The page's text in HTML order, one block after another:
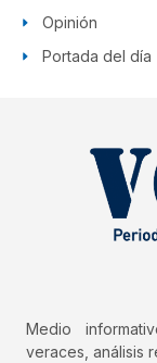
Opinión
Portada del día
Medio
veraces, análisis